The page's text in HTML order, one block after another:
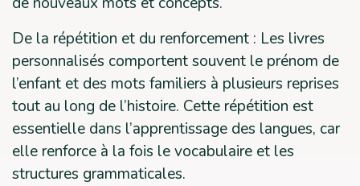
De la répétition et du renforcement : Les livres
personnalisés comportent souvent le prénom de
l’enfant et des mots familiers à plusieurs reprises
tout au long de l’histoire. Cette répétition est
essentielle dans l’apprentissage des langues, car
elle renforce à la fois le vocabulaire et les
structures grammaticales.